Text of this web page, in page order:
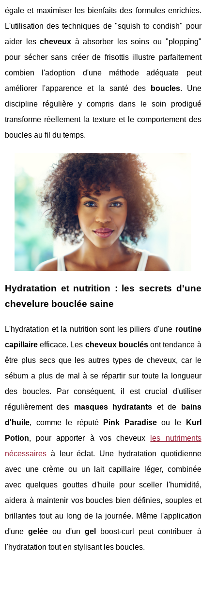
égale et maximiser les bienfaits des formules enrichies.
L'utilisation des techniques de "squish to condish" pour
aider lescheveux à absorber les soins ou "plopping"
pour sécher sans créer de frisottis illustre parfaitement
combien l'adoption d'une méthode adéquate peut
améliorer l'apparence et la santé des
boucles. Une
discipline régulière y compris dans le soin prodigué
transforme réellement la texture et le comportement des
boucles au fil du temps.
Hydratation et nutrition : les secrets d'une
chevelure bouclée saine
L'hydratation et la nutrition sont les piliers d'une routine
capillaire efficace. Les cheveux bouclésont tendance à
être plus secs que les autres types de cheveux, car le
sébum a plus de mal à se répartir sur toute la longueur
des boucles. Par conséquent, il est crucial d'utiliser
régulièrement des masques hydratants et de
bains
d'huile, comme le réputé Pink Paradiseou le
Kurl
Potion, pour apporter à vos cheveux
les nutriments
nécessaires à leur éclat. Une hydratation quotidienne
avec une crème ou un lait capillaire léger, combinée
avec quelques gouttes d'huile pour sceller l'humidité,
aidera à maintenir vos boucles bien définies, souples et
brillantes tout au long de la journée. Même l'application
d'unegelée ou d'un gel
boost-curl peut contribuer à
l'hydratation tout en stylisant les boucles.